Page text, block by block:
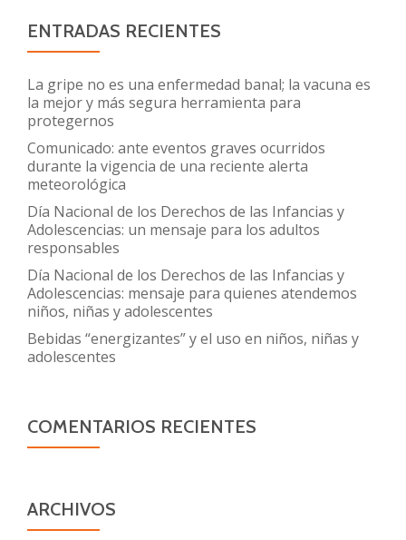
ENTRADAS RECIENTES
La gripe no es una enfermedad banal; la vacuna es
la mejor y más segura herramienta para
protegernos
Comunicado: ante eventos graves ocurridos
durante la vigencia de una reciente alerta
meteorológica
Día Nacional de los Derechos de las Infancias y
Adolescencias: un mensaje para los adultos
responsables
Día Nacional de los Derechos de las Infancias y
Adolescencias: mensaje para quienes atendemos
niños, niñas y adolescentes
Bebidas “energizantes” y el uso en niños, niñas y
adolescentes
COMENTARIOS RECIENTES
ARCHIVOS